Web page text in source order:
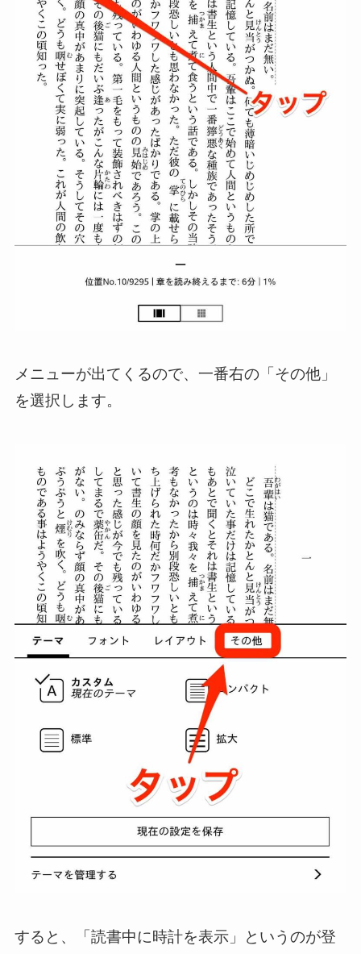
メニューが出てくるので、一番右の「その他」
を選択します。
すると、「読書中に時計を表示」というのが登